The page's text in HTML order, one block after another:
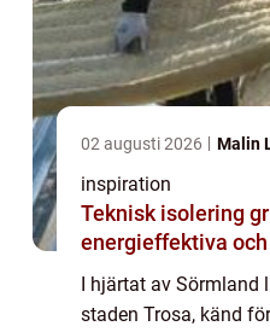
02 augusti 2026 Malin
inspiration
Teknisk isolering grunden för
energieffektiva
I hjärtat av Sörmland
staden Trosa, känd